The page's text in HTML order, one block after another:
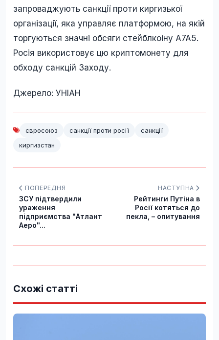
запроваджують санкції проти киргизької
організації, яка управляє платформою, на якій
торгуються значні обсяги стейблкоіну A7A5.
Росія використовує цю криптомонету для
обходу санкцій Заходу.
Джерело: УНІАН
євросоюз санкції проти росії
санкції
киргизстан
ПОПЕРЕДНЯ
ЗСУ підтвердили
ураження
підприємства "Атлант
Аеро"...
НАСТУПНА
Рейтинги Путіна в
Росії котяться до
пекла, – опитування
Схожі статті